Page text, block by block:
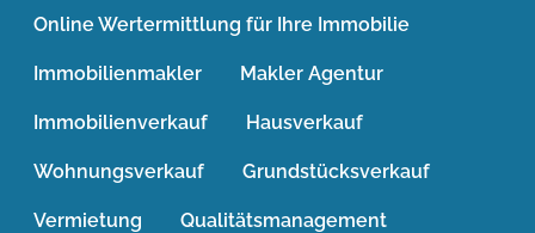
Online Wertermittlung für Ihre Immobilie
Immobilienmakler Makler Agentur
Immobilienverkauf Hausverkauf
Wohnungsverkauf Grundstücksverkauf
Vermietung Qualitätsmanagement